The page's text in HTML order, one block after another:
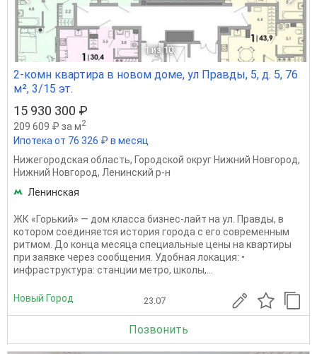
1 из 10
2-комн квартира в новом доме, ул Правды, 5, д. 5, 76
м², 3/15 эт.
15 930 300 ₽
209 609 ₽ за м2
Ипотека от 76 326 ₽ в месяц
Нижегородская область, Городской округ Нижний Новгород,
Нижний Новгород, Ленинский р-н
Ленинская
ЖК «Горький» — дом класса бизнес-лайт на ул. Правды, в
котором соединяется история города с его современным
ритмом. До конца месяца специальные цены на квартиры
при заявке через сообщения. Удобная локация: •
инфраструктура: станции метро, школы,...
Новый Город 23.07
Позвонить